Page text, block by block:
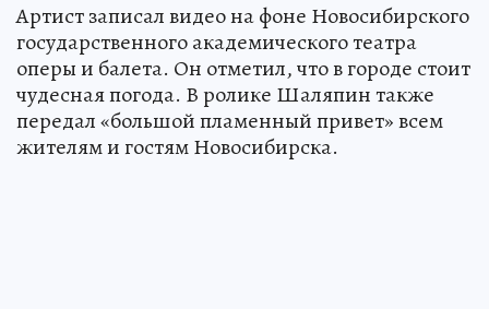
Артист записал видео на фоне Новосибирского
государственного академического театра
оперы и балета. Он отметил, что в городе стоит
чудесная погода. В ролике Шаляпин также
передал «большой пламенный привет» всем
жителям и гостям Новосибирска.